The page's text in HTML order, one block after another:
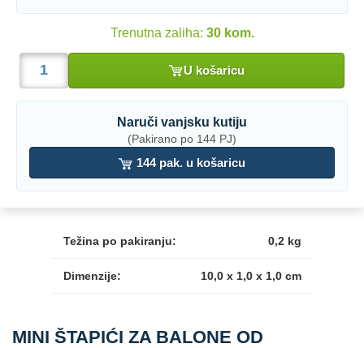
Trenutna zaliha: 30 kom.
U košaricu
Naruči vanjsku kutiju
(Pakirano po 144 PJ)
144 pak. u košaricu
Težina po pakiranju: 0,2 kg
Dimenzije: 10,0 x 1,0 x 1,0 cm
MINI ŠTAPIĆI ZA BALONE OD